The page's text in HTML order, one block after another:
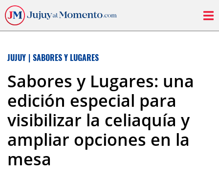
JUJUY | SABORES Y LUGARES
Sabores y Lugares: una
edición especial para
visibilizar la celiaquía y
ampliar opciones en la
mesa